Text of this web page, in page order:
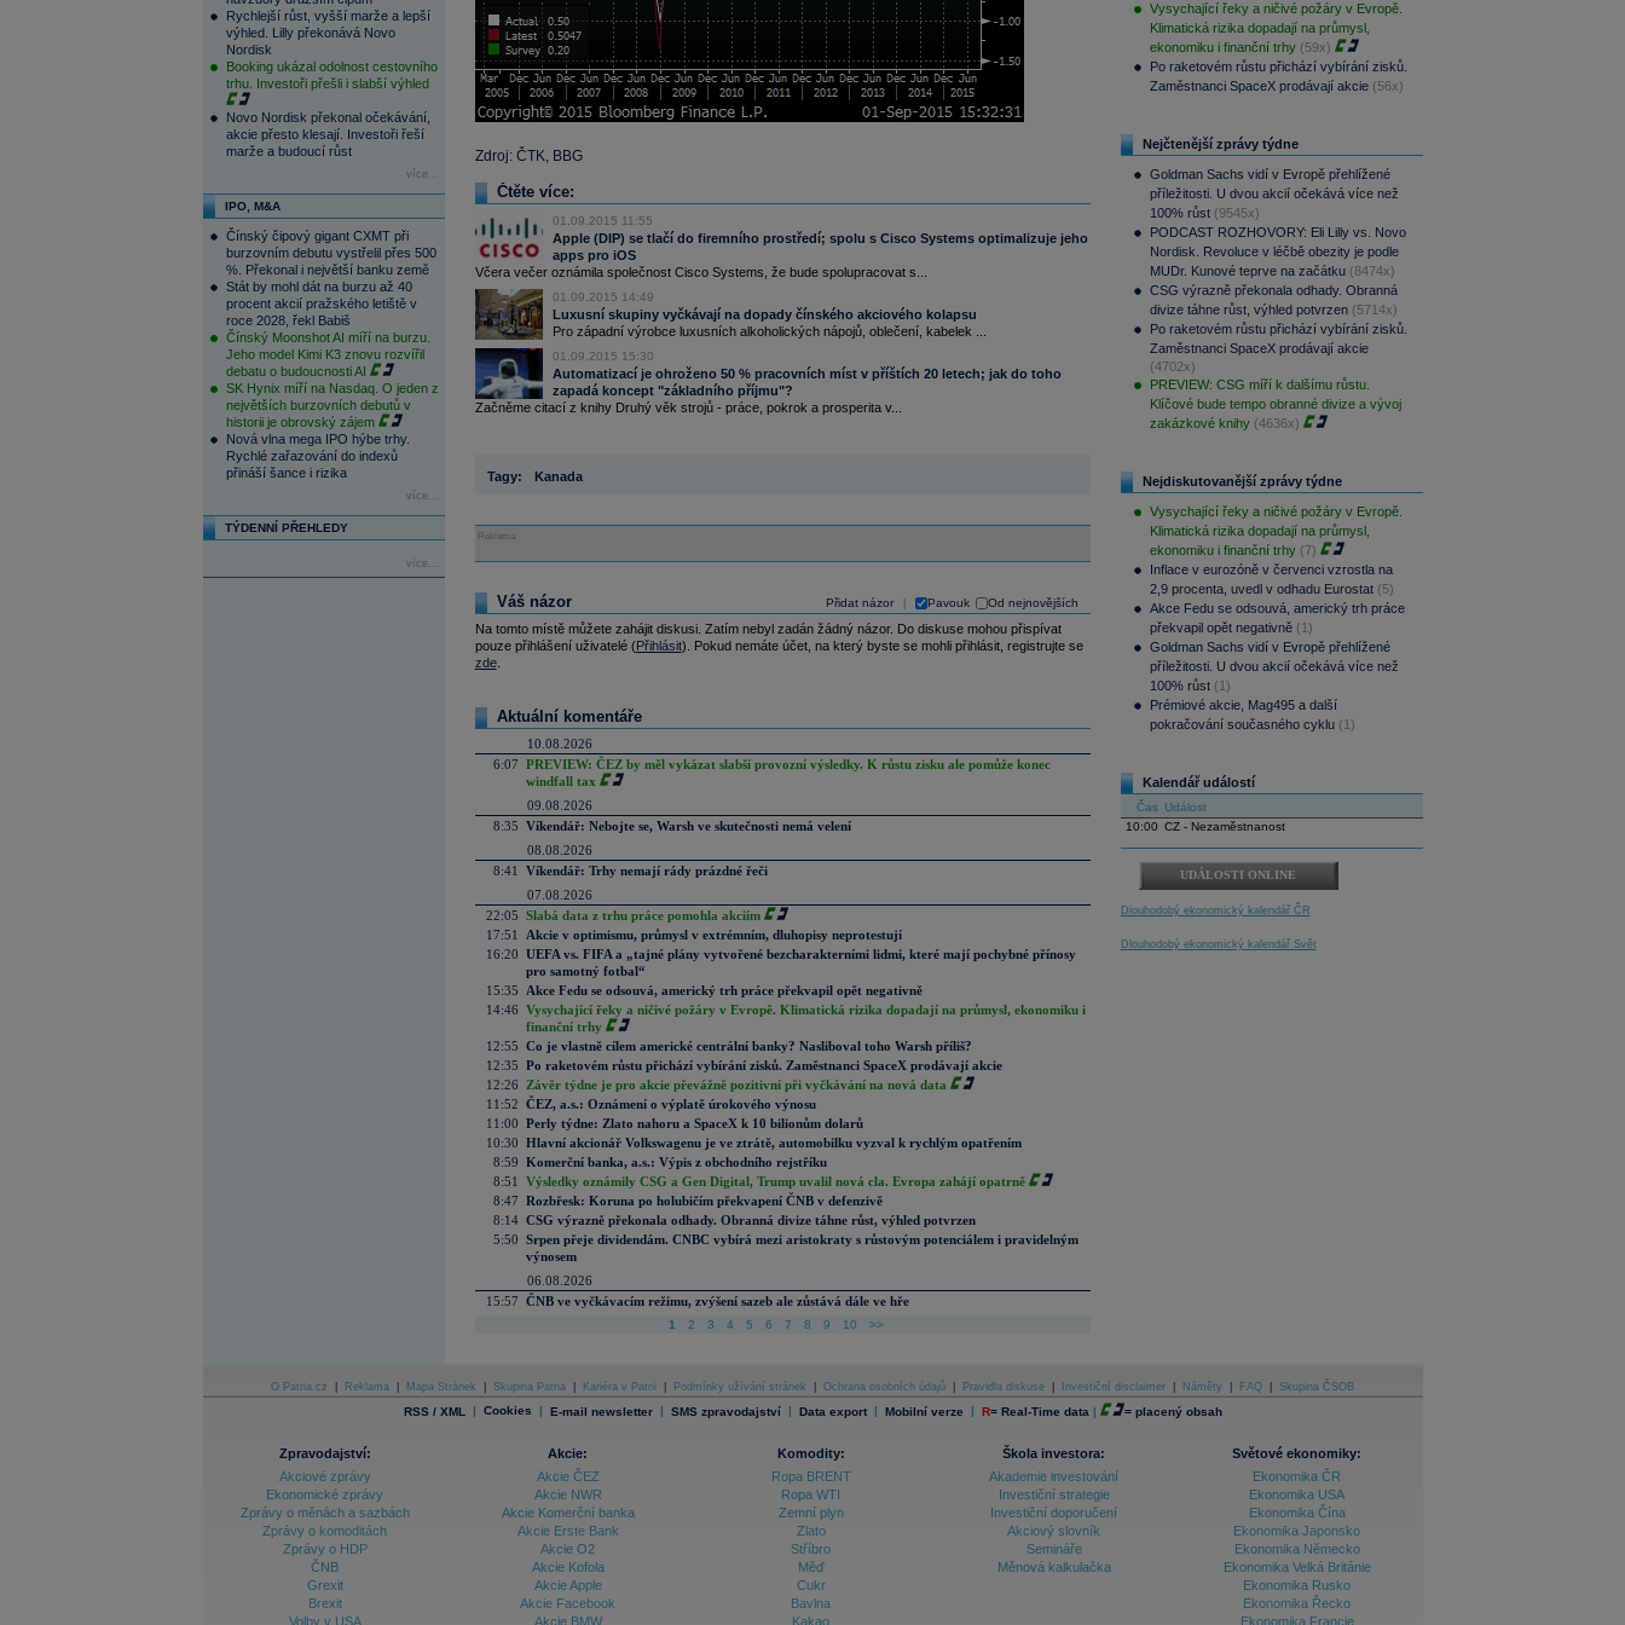
Rychlejší růst, vyšší marže a lepší
výhled. Lilly překonává Novo
Nordisk
Booking ukázal odolnost cestovního
trhu. Investoři přešli i slabší výhled
Novo Nordisk překonal očekávání,
akcie přesto klesají. Investoři řeší
marže a budoucí růst
více...
IPO, M&A
Čínský čipový gigant CXMT při
burzovním debutu vystřelil přes 500
%. Překonal i největší banku země
Stát by mohl dát na burzu až 40
procent akcií pražského letiště v
roce 2028, řekl Babiš
Čínský Moonshot AI míří na burzu.
Jeho model Kimi K3 znovu rozvířil
debatu o budoucnosti AI
SK Hynix míří na Nasdaq. O jeden z
největších burzovních debutů v
historii je obrovský zájem
Nová vlna mega IPO hýbe trhy.
Rychlé zařazování do indexů
přináší šance i rizika
více...
TÝDENNÍ PŘEHLEDY
více...
Zdroj: ČTK, BBG
Čtěte více:
01.09.2015 11:55
Apple (DIP) se tlačí do firemního prostředí; spolu s Cisco Systems optimalizuje jeho
apps pro iOS
Včera večer oznámila společnost Cisco Systems, že bude spolupracovat s...
01.09.2015 14:49
Luxusní skupiny vyčkávají na dopady čínského akciového kolapsu
Pro západní výrobce luxusních alkoholických nápojů, oblečení, kabelek ...
01.09.2015 15:30
Automatizací je ohroženo 50 % pracovních míst v příštích 20 letech; jak do toho
zapadá koncept "základního příjmu"?
Začněme citací z knihy Druhý věk strojů - práce, pokrok a prosperita v...
Tagy: Kanada
Reklama
Přidat názor Pavouk Od nejnovějších
Váš názor
Na tomto místě můžete zahájit diskusi. Zatím nebyl zadán žádný názor. Do diskuse mohou přispívat
pouze přihlášení uživatelé (Přihlásit). Pokud nemáte účet, na který byste se mohli přihlásit, registrujte se
zde.
Aktuální komentáře
10.08.2026
6:07 PREVIEW: ČEZ by měl vykázat slabší provozní výsledky. K růstu zisku ale pomůže konec
windfall tax
09.08.2026
8:35 Víkendář: Nebojte se, Warsh ve skutečnosti nemá velení
08.08.2026
8:41
Víkendář: Trhy nemají rády prázdné řeči
07.08.2026
22:05 Slabá data z trhu práce pomohla akciím
17:51
Akcie v optimismu, průmysl v extrémním, dluhopisy neprotestují
16:20 UEFA vs. FIFA a „tajné plány vytvořené bezcharakterními lidmi, které mají pochybné přínosy
pro samotný fotbal“
15:35
Akce Fedu se odsouvá, americký trh práce překvapil opět negativně
14:46 Vysychající řeky a ničivé požáry v Evropě. Klimatická rizika dopadají na průmysl, ekonomiku i
finanční trhy
12:55 Co je vlastně cílem americké centrální banky? Nasliboval toho Warsh příliš?
12:35 Po raketovém růstu přichází vybírání zisků. Zaměstnanci SpaceX prodávají akcie
12:26
Závěr týdne je pro akcie převážně pozitivní při vyčkávání na nová data
11:52 ČEZ, a.s.: Oznámení o výplatě úrokového výnosu
11:00 Perly týdne: Zlato nahoru a SpaceX k 10 bilionům dolarů
10:30 Hlavní akcionář Volkswagenu je ve ztrátě, automobilku vyzval k rychlým opatřením
8:59 Komerční banka, a.s.: Výpis z obchodního rejstříku
8:51
Výsledky oznámily CSG a Gen Digital, Trump uvalil nová cla. Evropa zahájí opatrně
8:47 Rozbřesk: Koruna po holubičím překvapení ČNB v defenzivě
8:14 CSG výrazně překonala odhady. Obranná divize táhne růst, výhled potvrzen
5:50 Srpen přeje dividendám. CNBC vybírá mezi aristokraty s růstovým potenciálem i pravidelným
výnosem
06.08.2026
15:57 ČNB ve vyčkávacím režimu, zvýšení sazeb ale zůstává dále ve hře
1 2 3 4 5 6 7 8 9 10 >>
Vysychající řeky a ničivé požáry v Evropě.
Klimatická rizika dopadají na průmysl,
ekonomiku i finanční trhy (59x)
Po raketovém růstu přichází vybírání zisků.
Zaměstnanci SpaceX prodávají akcie (56x)
Nejčtenější zprávy týdne
Goldman Sachs vidí v Evropě přehlížené
příležitosti. U dvou akcií očekává více než
100% růst (9545x)
PODCAST ROZHOVORY: Eli Lilly vs. Novo
Nordisk. Revoluce v léčbě obezity je podle
MUDr. Kunové teprve na začátku (8474x)
CSG výrazně překonala odhady. Obranná
divize táhne růst, výhled potvrzen (5714x)
Po raketovém růstu přichází vybírání zisků.
Zaměstnanci SpaceX prodávají akcie
(4702x)
PREVIEW: CSG míří k dalšímu růstu.
Klíčové bude tempo obranné divize a vývoj
zakázkové knihy (4636x)
Nejdiskutovanější zprávy týdne
Vysychající řeky a ničivé požáry v Evropě.
Klimatická rizika dopadají na průmysl,
ekonomiku i finanční trhy (7)
Inflace v eurozóně v červenci vzrostla na
2,9 procenta, uvedl v odhadu Eurostat (5)
Akce Fedu se odsouvá, americký trh práce
překvapil opět negativně (1)
Goldman Sachs vidí v Evropě přehlížené
příležitosti. U dvou akcií očekává více než
100% růst (1)
Prémiové akcie, Mag495 a další
pokračování současného cyklu (1)
Kalendář událostí
Čas Událost
10:00 CZ - Nezaměstnanost
UDÁLOSTI ONLINE
Dlouhodobý ekonomický kalendář ČR
Dlouhodobý ekonomický kalendář Svět
O Patria.cz Reklama Mapa Stránek Skupina Patria Kariéra v Patrii Podmínky užívání stránek Ochrana osobních údajů Pravidla diskuse Investiční disclaimer Náměty FAQ Skupina ČSOB
RSS / XML | Cookies | E-mail newsletter | SMS zpravodajství | Data export | Mobilní verze | R= Real-Time data | = placený obsah
Zpravodajství:
Akciové zprávy
Ekonomické zprávy
Zprávy o měnách a sazbách
Zprávy o komoditách
Zprávy o HDP
ČNB
Grexit
Brexit
Volby v USA
Akcie:
Akcie ČEZ
Akcie NWR
Akcie Komerční banka
Akcie Erste Bank
Akcie O2
Akcie Kofola
Akcie Apple
Akcie Facebook
Akcie BMW
Komodity:
Ropa BRENT
Ropa WTI
Zemní plyn
Zlato
Stříbro
Měď
Cukr
Bavlna
Kakao
Škola investora:
Akademie investování
Investiční strategie
Investiční doporučení
Akciový slovník
Semináře
Měnová kalkulačka
Světové ekonomiky:
Ekonomika ČR
Ekonomika USA
Ekonomika Čína
Ekonomika Japonsko
Ekonomika Německo
Ekonomika Velká Británie
Ekonomika Rusko
Ekonomika Řecko
Ekonomika Francie